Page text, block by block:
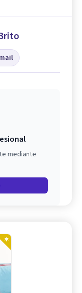
mediante